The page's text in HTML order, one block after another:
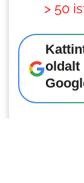
> 50
oldalt